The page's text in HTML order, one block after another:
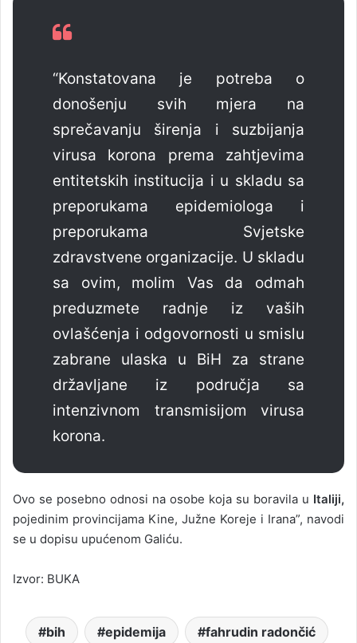
“Konstatovana je potreba o
donošenju svih mjera na
sprečavanju širenja i suzbijanja
virusa korona prema zahtjevima
entitetskih institucija i u skladu sa
preporukama epidemiologa i
preporukama Svjetske
zdravstvene organizacije. U skladu
sa ovim, molim Vas da odmah
preduzmete radnje iz vaših
ovlašćenja i odgovornosti u smislu
zabrane ulaska u BiH za strane
državljane iz područja sa
intenzivnom transmisijom virusa
korona.
Ovo se posebno odnosi na osobe koja su boravila u Italiji,
pojedinim provincijama Kine, Južne Koreje i Irana”, navodi
se u dopisu upućenom Galiću.
Izvor: BUKA
bih epidemija fahrudin radončić